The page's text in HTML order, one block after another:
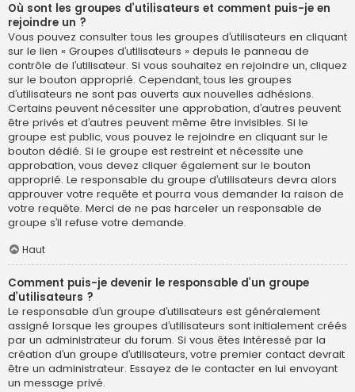
Où sont les groupes d’utilisateurs et comment puis-je en
rejoindre un ?
Vous pouvez consulter tous les groupes d’utilisateurs en cliquant
sur le lien « Groupes d’utilisateurs » depuis le panneau de
contrôle de l’utilisateur. Si vous souhaitez en rejoindre un, cliquez
sur le bouton approprié. Cependant, tous les groupes
d’utilisateurs ne sont pas ouverts aux nouvelles adhésions.
Certains peuvent nécessiter une approbation, d’autres peuvent
être privés et d’autres peuvent même être invisibles. Si le
groupe est public, vous pouvez le rejoindre en cliquant sur le
bouton dédié. Si le groupe est restreint et nécessite une
approbation, vous devez cliquer également sur le bouton
approprié. Le responsable du groupe d’utilisateurs devra alors
approuver votre requête et pourra vous demander la raison de
votre requête. Merci de ne pas harceler un responsable de
groupe s’il refuse votre demande.
Haut
Comment puis-je devenir le responsable d’un groupe
d’utilisateurs ?
Le responsable d’un groupe d’utilisateurs est généralement
assigné lorsque les groupes d’utilisateurs sont initialement créés
par un administrateur du forum. Si vous êtes intéressé par la
création d’un groupe d’utilisateurs, votre premier contact devrait
être un administrateur. Essayez de le contacter en lui envoyant
un message privé.